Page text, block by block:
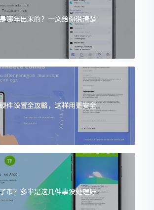
哪年出来的？一文给你说清楚
件设置全攻略，这样用更安全
币？多半是这几件事没处理好